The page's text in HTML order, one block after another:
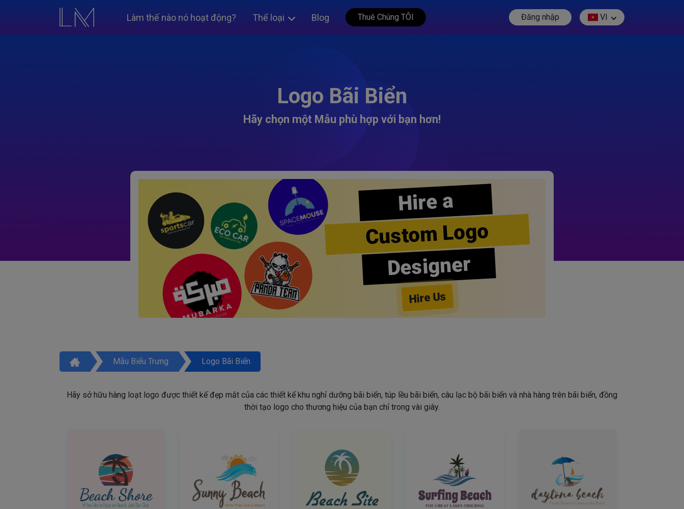
Làm thế nào nó hoạt động? Thể loại Blog Thuê Chúng TÔI Đăng nhập VI
Logo Bãi Biển
Hãy chọn một Mẫu phù hợp với bạn hơn!
Hire a
Custom Logo
Designer
Hire Us
Mẫu Biểu Trưng Logo Bãi Biển
Hãy sở hữu hàng loạt logo được thiết kế đẹp mắt của các thiết kế khu nghỉ dưỡng bãi biển, túp lều bãi biển, câu lạc bộ bãi biển và nhà hàng trên bãi biển, đồng
thời tạo logo cho thương hiệu của bạn chỉ trong vài giây.